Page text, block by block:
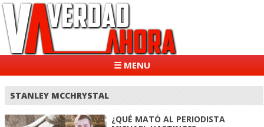
☰ MENU
STANLEY MCCHRYSTAL
¿QUÉ MATÓ AL PERIODISTA